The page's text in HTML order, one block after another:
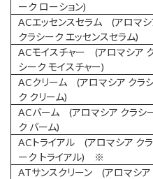
ーク ローション)
ACエッセンスセラム (アロマシ
クラシーク エッセンスセラム)
ACモイスチャー (アロマシア
シーク モイスチャー)
ACクリーム (アロマシア クラ
ク クリーム)
ACバーム (アロマシア クラシ
ク バーム)
ACトライアル (アロマシア ク
ーク トライアル) ※
ATサンスクリーン (アロマシア